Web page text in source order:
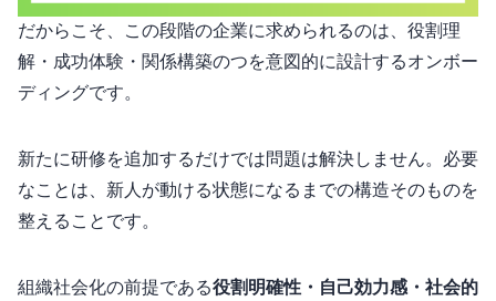
だからこそ、この段階の企業に求められるのは、役割理
解・成功体験・関係構築の3つを意図的に設計するオンボー
ディングです。
新たに研修を追加するだけでは問題は解決しません。必要
なことは、“新人が動ける状態”になるまでの構造そのものを
整えることです。
組織社会化の前提である役割明確性・自己効力感・社会的